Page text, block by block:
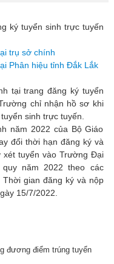
ký tuyển sinh trực tuyến
trụ sở chính
Phân hiệu tỉnh Đắk Lắk
tại trang đăng ký tuyển
chỉ nhận hồ sơ khi
sinh trực tuyến.
năm 2022 của Bộ Giáo
đổi thời hạn đăng ký và
tuyển vào Trường Đại
năm 2022 theo các
gian đăng ký và nộp
15/7/2022.
đương điểm trúng tuyển